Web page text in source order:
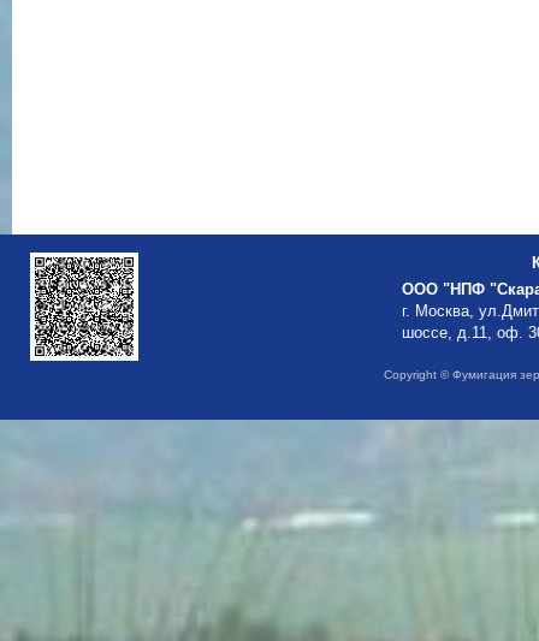
ООО "НПФ
г. Москва,
шоссе, д.11, оф.
Copyright © Фумигация